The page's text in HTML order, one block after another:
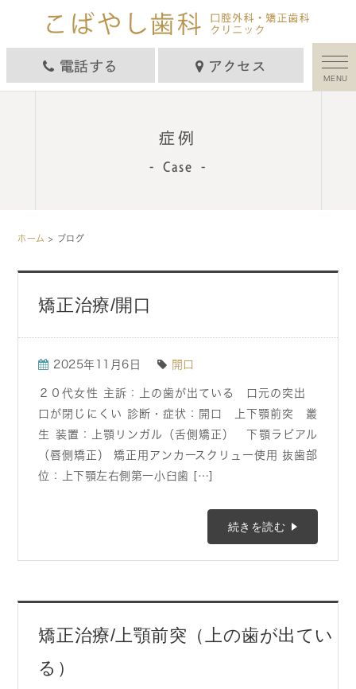
電話する アクセス
MENU
症例
Case
ホーム > ブログ
矯正治療/開口
2025年11月6日 開口
２０代女性 主訴：上の歯が出ている 口元の突出
口が閉じにくい 診断・症状：開口 上下顎前突 叢
生 装置：上顎リンガル（舌側矯正） 下顎ラビアル
（唇側矯正） 矯正用アンカースクリュー使用 抜歯部
位：上下顎左右側第一小臼歯 […]
続きを読む
矯正治療/上顎前突（上の歯が出てい
る）